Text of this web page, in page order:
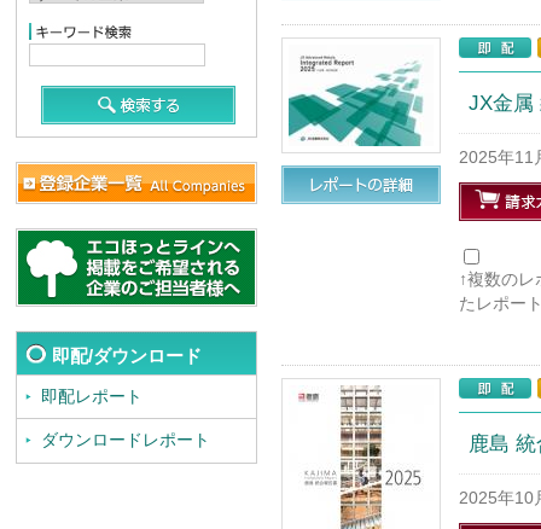
即配/ダウンロード
即配レポート
ダウンロードレポート
JX金属
2025年11
↑複数の
たレポー
鹿島
2025年10